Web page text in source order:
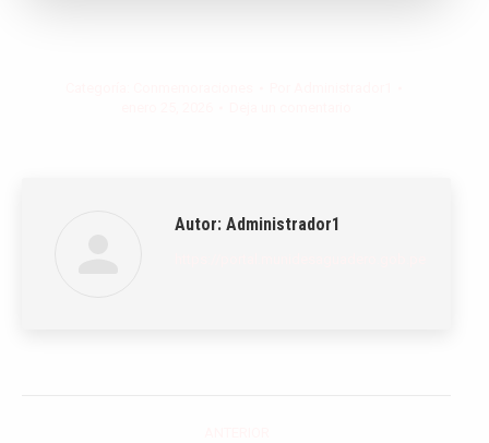
Autor: Administrador1